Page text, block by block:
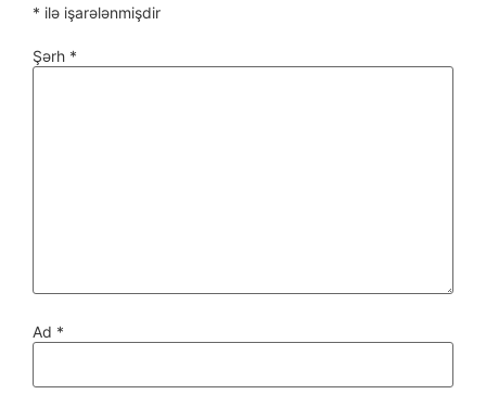
* ilə işarələnmişdir
Şərh *
Ad *